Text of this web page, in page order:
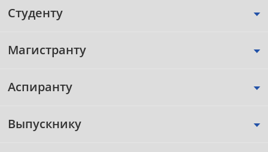
Студенту
Магистранту
Аспиранту
Выпускнику